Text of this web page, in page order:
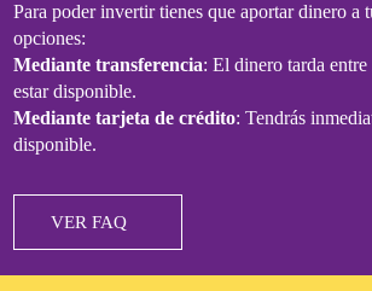
Para poder invertir tienes que aportar dinero a
opciones:
Mediante transferencia: El dinero tarda
estar disponible.
Mediante tarjeta de crédito: Tendrás
disponible.
VER FAQ